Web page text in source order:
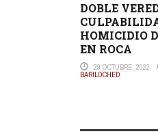
DOBLE
HOMICIDIO
EN ROCA
29 OCTUBRE, 2022
BARILOCHED